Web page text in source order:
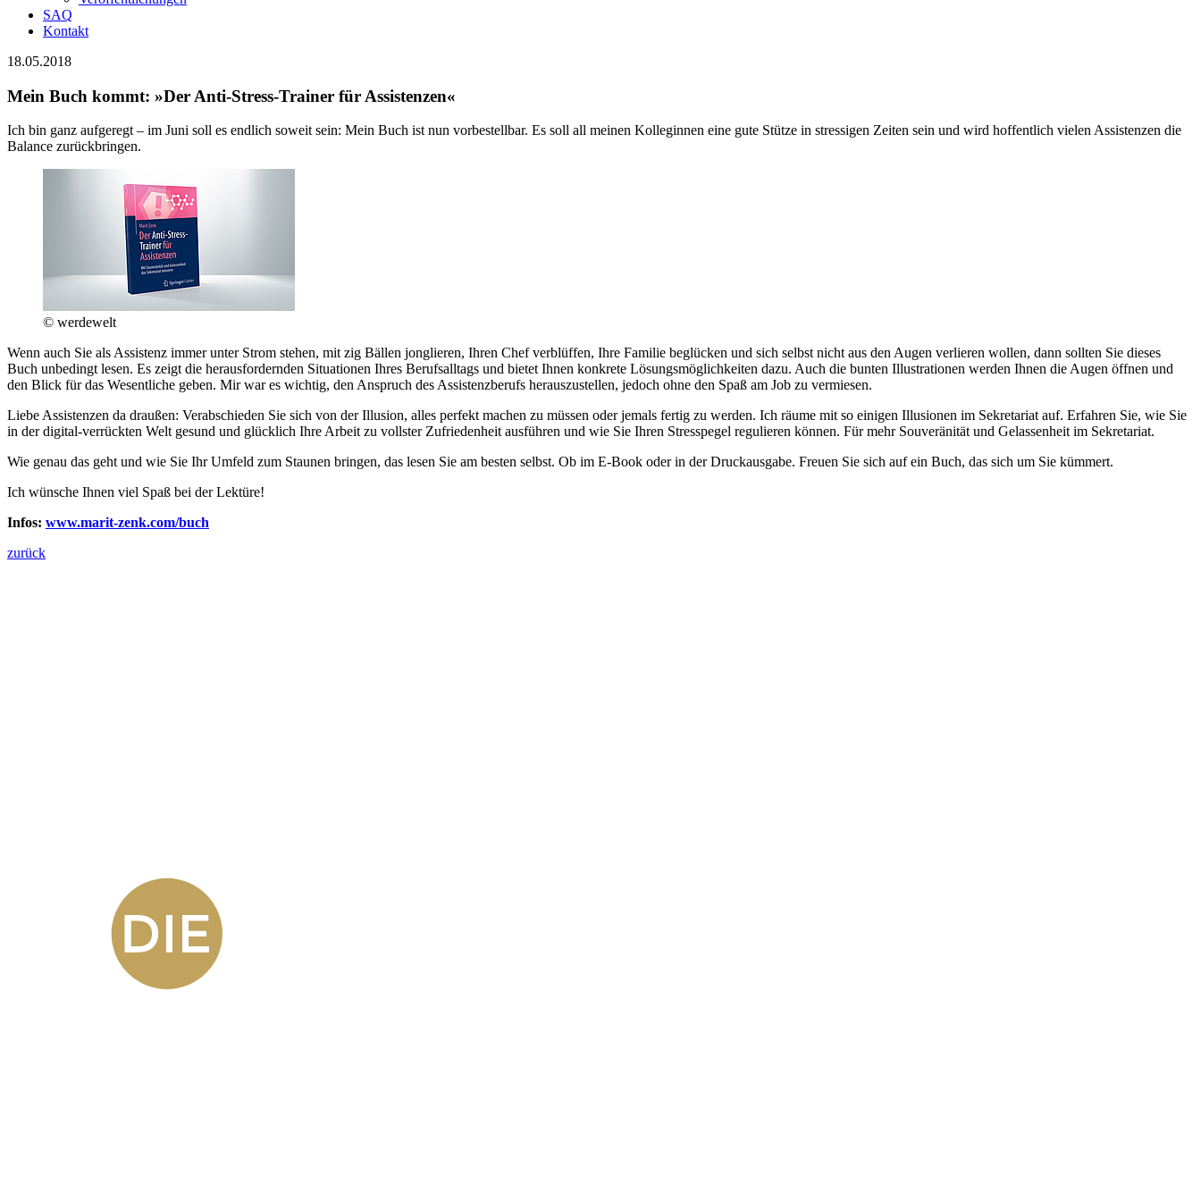
SAQ
Kontakt
18.05.2018
Mein Buch kommt: »Der Anti-Stress-Trainer für Assistenzen«
Ich bin ganz aufgeregt – im Juni soll es endlich soweit sein: Mein Buch ist nun vorbestellbar. Es soll all meinen Kolleginnen eine gute Stütze in stressigen Zeiten sein und wird hoffentlich vielen Assistenzen die
Balance zurückbringen.
© werdewelt
Wenn auch Sie als Assistenz immer unter Strom stehen, mit zig Bällen jonglieren, Ihren Chef verblüffen, Ihre Familie beglücken und sich selbst nicht aus den Augen verlieren wollen, dann sollten Sie dieses
Buch unbedingt lesen. Es zeigt die herausfordernden Situationen Ihres Berufsalltags und bietet Ihnen konkrete Lösungsmöglichkeiten dazu. Auch die bunten Illustrationen werden Ihnen die Augen öffnen und
den Blick für das Wesentliche geben. Mir war es wichtig, den Anspruch des Assistenzberufs herauszustellen, jedoch ohne den Spaß am Job zu vermiesen.
Liebe Assistenzen da draußen: Verabschieden Sie sich von der Illusion, alles perfekt machen zu müssen oder jemals fertig zu werden. Ich räume mit so einigen Illusionen im Sekretariat auf. Erfahren Sie, wie Sie
in der digital-verrückten Welt gesund und glücklich Ihre Arbeit zu vollster Zufriedenheit ausführen und wie Sie Ihren Stresspegel regulieren können. Für mehr Souveränität und Gelassenheit im Sekretariat.
Wie genau das geht und wie Sie Ihr Umfeld zum Staunen bringen, das lesen Sie am besten selbst. Ob im E-Book oder in der Druckausgabe. Freuen Sie sich auf ein Buch, das sich um Sie kümmert.
Ich wünsche Ihnen viel Spaß bei der Lektüre!
Infos: www.marit-zenk.com/buch
zurück